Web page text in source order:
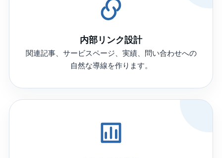
内部リンク設計
関連記事、サービスページ、実績、問い合わせへの
自然な導線を作ります。